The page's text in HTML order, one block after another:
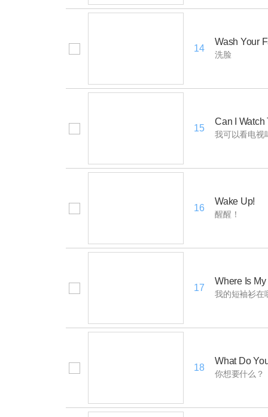
14
Wash Your
洗脸
15
Can I Watch
我可以看电视
16
Wake Up!
醒醒！
17
Where Is My
我的短袖衫在
18
What Do
你想要什么？